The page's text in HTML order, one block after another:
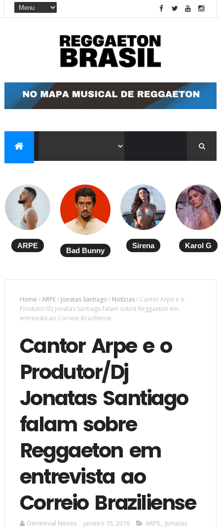
ARPE
Bad Bunny
Sirena Karol G
Home /ARPE/ Jonatas Santiago / Notícias/ Cantor Arpe e o
Produtor/Dj Jonatas Santiago falam sobre Reggaeton em
entrevista ao Correio Braziliense
Cantor Arpe e o
Produtor/Dj
Jonatas Santiago
falam sobre
Reggaeton em
entrevista ao
Correio Braziliense
Dermeval Neves janeiro 15, 2016 ARPE, Jonatas